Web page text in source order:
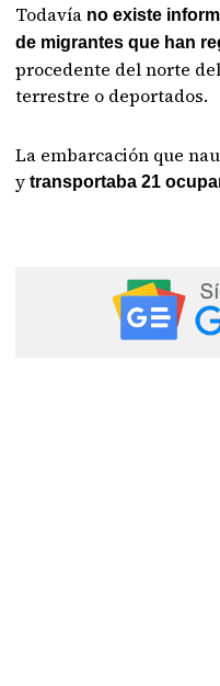
Todavía no existe
de migrantes que han
procedente del norte
terrestre o deportados.
La embarcación que
ytransportaba 21